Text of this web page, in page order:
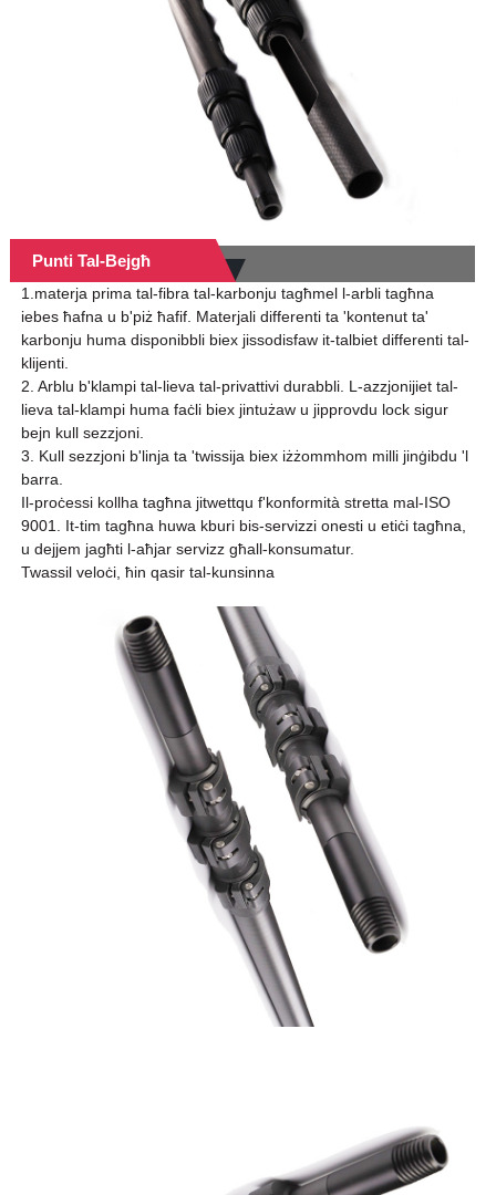
Punti Tal-Bejgħ
1.materja prima tal-fibra tal-karbonju tagħmel l-arbli tagħna
iebes ħafna u b'piż ħafif. Materjali differenti ta 'kontenut ta'
karbonju huma disponibbli biex jissodisfaw it-talbiet differenti tal-
klijenti.
2. Arblu b'klampi tal-lieva tal-privattivi durabbli. L-azzjonijiet tal-
lieva tal-klampi huma faċli biex jintużaw u jipprovdu lock sigur
bejn kull sezzjoni.
3. Kull sezzjoni b'linja ta 'twissija biex iżżommhom milli jinġibdu 'l
barra.
Il-proċessi kollha tagħna jitwettqu f'konformità stretta mal-ISO
9001. It-tim tagħna huwa kburi bis-servizzi onesti u etiċi tagħna,
u dejjem jagħti l-aħjar servizz għall-konsumatur.
Twassil veloċi, ħin qasir tal-kunsinna